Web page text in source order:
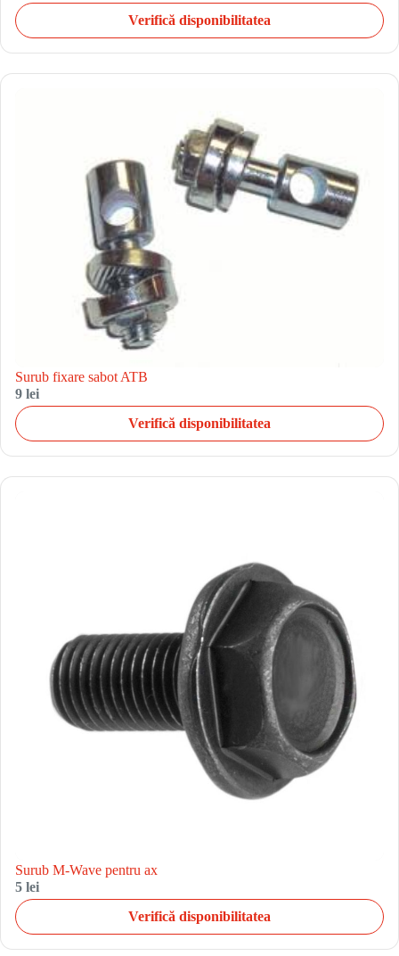
Verifică disponibilitatea
Surub fixare sabot ATB
9 lei
Verifică disponibilitatea
Surub M-Wave pentru ax
5 lei
Verifică disponibilitatea